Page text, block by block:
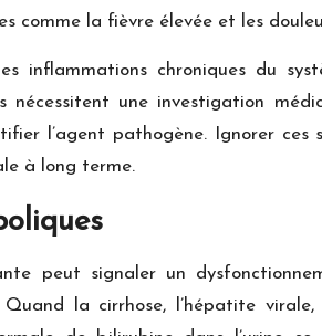
comme la fièvre élevée et les
inflammations chroniques du
nécessitent une investigation
l’agent pathogène. Ignorer ces
à long terme.
peut signaler un
la cirrhose, l’hépatite virale,